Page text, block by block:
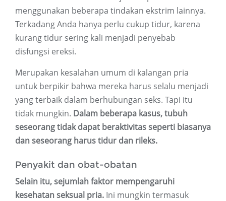
menggunakan beberapa tindakan ekstrim lainnya.
Terkadang Anda hanya perlu cukup tidur, karena
kurang tidur sering kali menjadi penyebab
disfungsi ereksi.
Merupakan kesalahan umum di kalangan pria
untuk berpikir bahwa mereka harus selalu menjadi
yang terbaik dalam berhubungan seks. Tapi itu
tidak mungkin. Dalam beberapa kasus, tubuh
seseorang tidak dapat beraktivitas seperti biasanya
dan seseorang harus tidur dan rileks.
Penyakit dan obat-obatan
Selain itu, sejumlah faktor mempengaruhi
kesehatan seksual pria. Ini mungkin termasuk